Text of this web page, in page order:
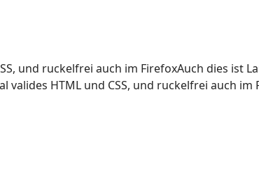
und ruckelfrei auch im FirefoxAuch dies ist
HTML und CSS, und ruckelfrei auch im